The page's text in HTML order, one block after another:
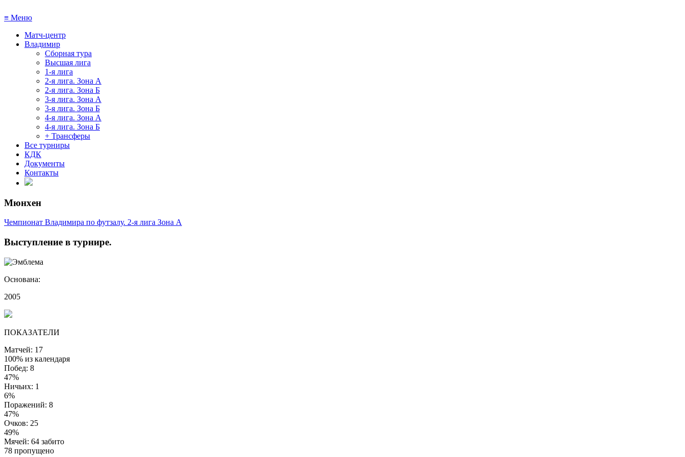
≡ Меню
Матч-центр
Владимир
Сборная тура
Высшая лига
1-я лига
2-я лига. Зона А
2-я лига. Зона Б
3-я лига. Зона А
3-я лига. Зона Б
4-я лига. Зона А
4-я лига. Зона Б
+ Трансферы
Все турниры
КДК
Документы
Контакты
Мюнхен
Чемпионат Владимира по футзалу. 2-я лига Зона А
Выступление в турнире.
Основана:
2005
ПОКАЗАТЕЛИ
Матчей: 17
100% из календаря
Побед: 8
47%
Ничьих: 1
6%
Поражений: 8
47%
Очков: 25
49%
Мячей: 64 забито
78 пропущено